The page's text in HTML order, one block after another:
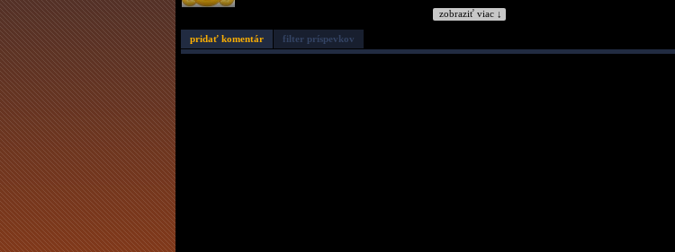
zobraziť viac ↓
pridať komentár filter príspevkov